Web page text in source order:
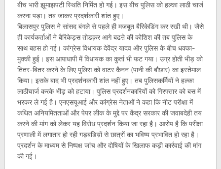
बीच भारी झूमाझपटी स्थिति निर्मित हो गई। इस बीच पुलिस को हल्का लाठी चार्ज
करना पड़ा। तब जाकर प्रदर्शकारी शांत हुए।
बिलासपुर पुलिस ने सांसद बंगले से पहले ही मजबूत बैरिकेडिंग कर रखी थी। जैसे
ही कार्यकर्ताओं ने बैरिकेड्स तोडक़र आगे बढऩे की कोशिश की तब पुलिस के
साथ बहस हो गई। कांग्रेस विधायक देवेंद्र यादव और पुलिस के बीच धक्का-
मुक्की हुई। इस आपाधापी में विधायक का कुर्ता भी फट गया। उग्र होती भीड़ को
तितर-बितर करने के लिए पुलिस को वाटर कैनन (पानी की बौछार) का इस्तेमाल
किया। इसके बाद भी प्रदर्शनकारी शांत नहीं हुए। तब पुलिसकर्मियों ने हल्का
लाठीचार्ज करके भीड़ को हटाया। पुलिस प्रदर्शनकारियों को गिरफ्तार को बस में
भरकर ले गई है। एनएसयूआई और कांग्रेस नेताओं ने कहा कि नीट परीक्षा में
कथित अनियमितताओं और पेपर लीक के मुद्दे पर केंद्र सरकार की जवाबदेही तय
करने की मांग को लेकर यह विरोध प्रदर्शन किया जा रहा है। आरोप है कि परीक्षा
प्रणाली में लगातार हो रही गड़बडिय़ों से छात्रों का भविष्य प्रभावित हो रहा है।
प्रदर्शन के माध्यम से निष्पक्ष जांच और दोषियों के खिलाफ कड़ी कार्रवाई की मांग
की गई।